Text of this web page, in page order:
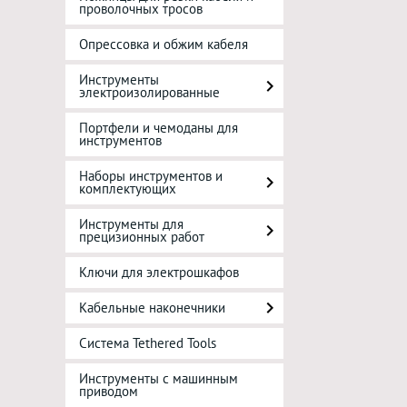
проволочных тросов
Опрессовка и обжим кабеля
Инструменты
электроизолированные
Портфели и чемоданы для
инструментов
Наборы инструментов и
комплектующих
Инструменты для
прецизионных работ
Ключи для электрошкафов
Кабельные наконечники
Система Tethered Tools
Инструменты с машинным
приводом